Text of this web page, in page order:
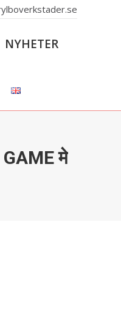
NYHETER
GAME मे